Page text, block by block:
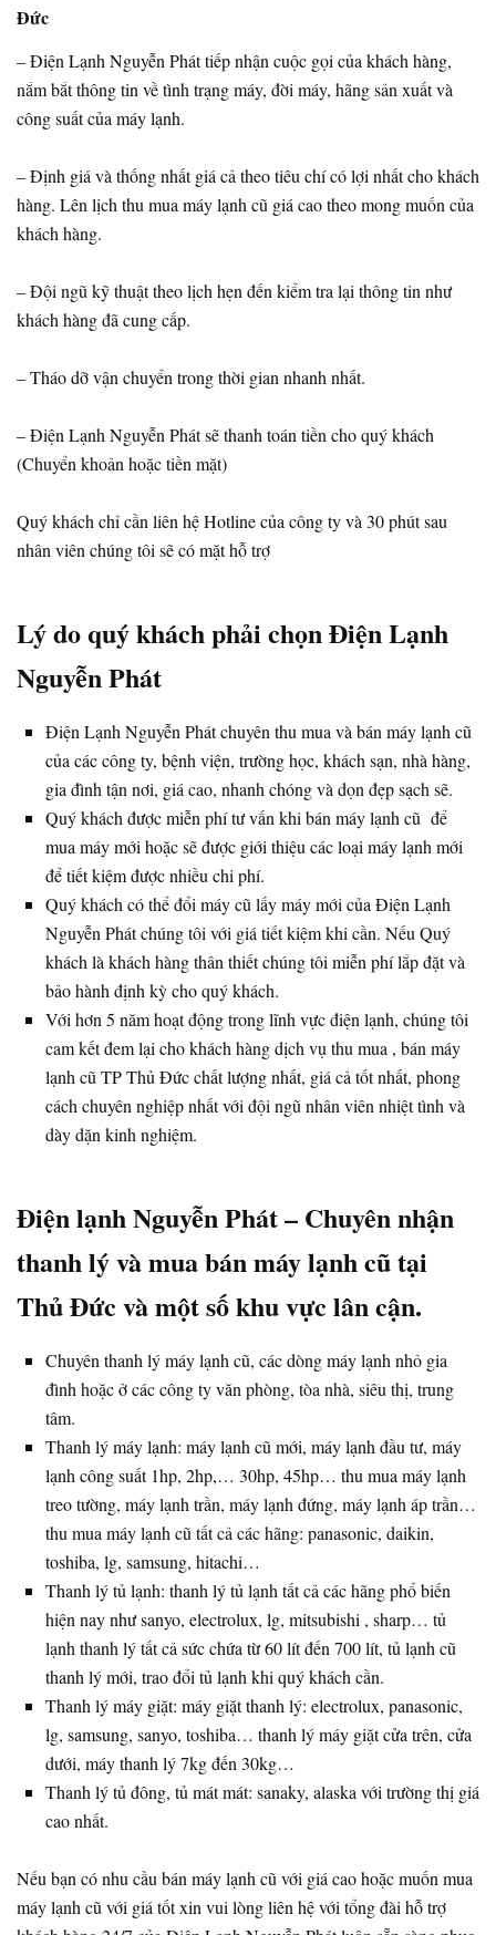
Đức
– Điện Lạnh Nguyễn Phát tiếp nhận cuộc gọi của khách hàng,
nắm bắt thông tin về tình trạng máy, đời máy, hãng sản xuất và
công suất của máy lạnh.
– Định giá và thống nhất giá cả theo tiêu chí có lợi nhất cho khách
hàng. Lên lịch thu mua máy lạnh cũ giá cao theo mong muốn của
khách hàng.
– Đội ngũ kỹ thuật theo lịch hẹn đến kiểm tra lại thông tin như
khách hàng đã cung cấp.
– Tháo dỡ vận chuyển trong thời gian nhanh nhất.
– Điện Lạnh Nguyễn Phát sẽ thanh toán tiền cho quý khách
(Chuyển khoản hoặc tiền mặt)
Quý khách chỉ cần liên hệ Hotline của công ty và 30 phút sau
nhân viên chúng tôi sẽ có mặt hỗ trợ
Lý do quý khách phải chọn Điện Lạnh
Nguyễn Phát
Điện Lạnh Nguyễn Phát chuyên thu mua và bán máy lạnh cũ
của các công ty, bệnh viện, trường học, khách sạn, nhà hàng,
gia đình tận nơi, giá cao, nhanh chóng và dọn đẹp sạch sẽ.
Quý khách được miễn phí tư vấn khi bán máy lạnh cũ để
mua máy mới hoặc sẽ được giới thiệu các loại máy lạnh mới
để tiết kiệm được nhiều chi phí.
Quý khách có thể đổi máy cũ lấy máy mới của Điện Lạnh
Nguyễn Phát chúng tôi với giá tiết kiệm khi cần. Nếu Quý
khách là khách hàng thân thiết chúng tôi miễn phí lắp đặt và
bảo hành định kỳ cho quý khách.
Với hơn 5 năm hoạt động trong lĩnh vực điện lạnh, chúng tôi
cam kết đem lại cho khách hàng dịch vụ thu mua , bán máy
lạnh cũ TP Thủ Đức chất lượng nhất, giá cả tốt nhất, phong
cách chuyên nghiệp nhất với đội ngũ nhân viên nhiệt tình và
dày dặn kinh nghiệm.
Điện lạnh Nguyễn Phát – Chuyên nhận
thanh lý và mua bán máy lạnh cũ tại
Thủ Đức và một số khu vực lân cận.
Chuyên thanh lý máy lạnh cũ, các dòng máy lạnh nhỏ gia
đình hoặc ở các công ty văn phòng, tòa nhà, siêu thị, trung
tâm.
Thanh lý máy lạnh: máy lạnh cũ mới, máy lạnh đầu tư, máy
lạnh công suất 1hp, 2hp,… 30hp, 45hp… thu mua máy lạnh
treo tường, máy lạnh trần, máy lạnh đứng, máy lạnh áp trần…
thu mua máy lạnh cũ tất cả các hãng: panasonic, daikin,
toshiba, lg, samsung, hitachi…
Thanh lý tủ lạnh: thanh lý tủ lạnh tất cả các hãng phổ biến
hiện nay như sanyo, electrolux, lg, mitsubishi , sharp… tủ
lạnh thanh lý tất cả sức chứa từ 60 lít đến 700 lít, tủ lạnh cũ
thanh lý mới, trao đổi tủ lạnh khi quý khách cần.
Thanh lý máy giặt: máy giặt thanh lý: electrolux, panasonic,
lg, samsung, sanyo, toshiba… thanh lý máy giặt cửa trên, cửa
dưới, máy thanh lý 7kg đến 30kg…
Thanh lý tủ đông, tủ mát mát: sanaky, alaska với trường thị giá
cao nhất.
Nếu bạn có nhu cầu bán máy lạnh cũ với giá cao hoặc muốn mua
máy lạnh cũ với giá tốt xin vui lòng liên hệ với tổng đài hỗ trợ